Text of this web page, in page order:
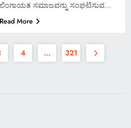
ಲಿಂಗಾಯತ ಸಮಾಜವನ್ನು ಸಂಘಟಿಸುವ…
Read More
4 … 321